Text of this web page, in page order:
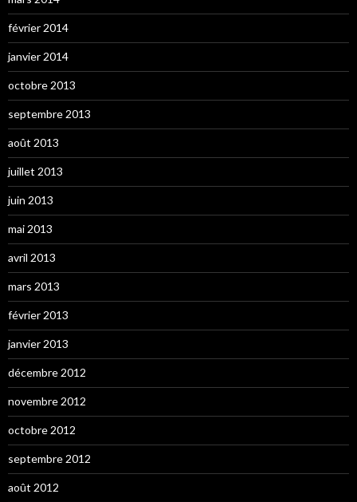
février 2014
janvier 2014
octobre 2013
septembre 2013
août 2013
juillet 2013
juin 2013
mai 2013
avril 2013
mars 2013
février 2013
janvier 2013
décembre 2012
novembre 2012
octobre 2012
septembre 2012
août 2012